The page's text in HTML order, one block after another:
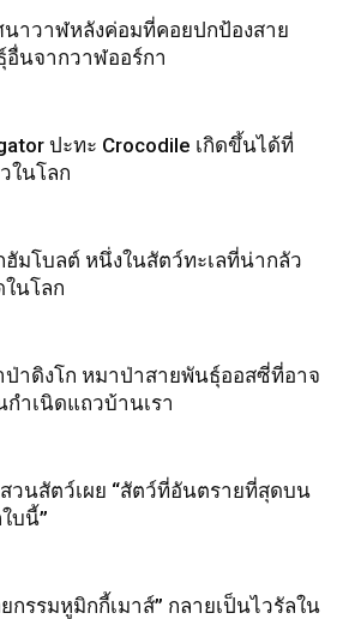
นาวาฬหลังค่อมที่คอยปกป้องสาย
นจากวาฬออร์กา
ปะทะ Crocodile เกิดขึ้นได้ที่
ในโลก
ฮัมโบลต์ หนึ่งในสัตว์ทะเลที่น่ากลัว
นโลก
ป่าดิงโก หมาป่าสายพันธุ์ออสซี่ที่อาจ
กำเนิดแถวบ้านเรา
สวนสัตว์เผย “สัตว์ที่อันตรายที่สุดบน
บนี้”
กรรมหูมิกกี้เมาส์” กลายเป็นไวรัลใน